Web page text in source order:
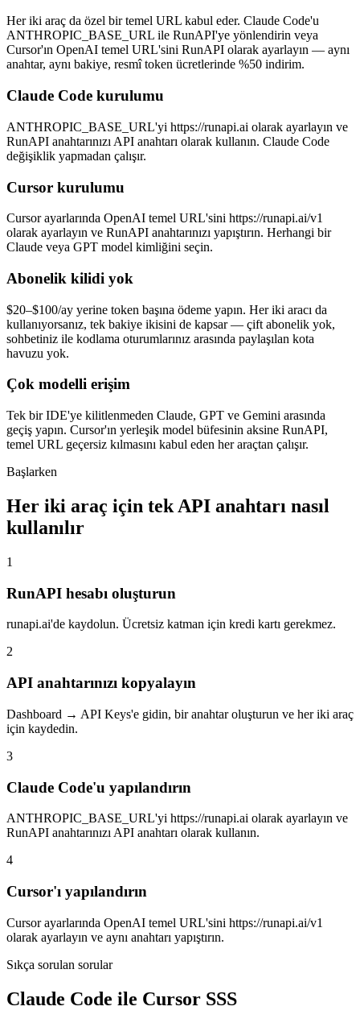
Her iki araç da özel bir temel URL kabul eder. Claude Code'u
ANTHROPIC_BASE_URL ile RunAPI'ye yönlendirin veya
Cursor'ın OpenAI temel URL'sini RunAPI olarak ayarlayın — aynı
anahtar, aynı bakiye, resmî token ücretlerinde %50 indirim.
Claude Code kurulumu
ANTHROPIC_BASE_URL'yi https://runapi.ai olarak ayarlayın ve
RunAPI anahtarınızı API anahtarı olarak kullanın. Claude Code
değişiklik yapmadan çalışır.
Cursor kurulumu
Cursor ayarlarında OpenAI temel URL'sini https://runapi.ai/v1
olarak ayarlayın ve RunAPI anahtarınızı yapıştırın. Herhangi bir
Claude veya GPT model kimliğini seçin.
Abonelik kilidi yok
$20–$100/ay yerine token başına ödeme yapın. Her iki aracı da
kullanıyorsanız, tek bakiye ikisini de kapsar — çift abonelik yok,
sohbetiniz ile kodlama oturumlarınız arasında paylaşılan kota
havuzu yok.
Çok modelli erişim
Tek bir IDE'ye kilitlenmeden Claude, GPT ve Gemini arasında
geçiş yapın. Cursor'ın yerleşik model büfesinin aksine RunAPI,
temel URL geçersiz kılmasını kabul eden her araçtan çalışır.
Başlarken
Her iki araç için tek API anahtarı nasıl
kullanılır
1
RunAPI hesabı oluşturun
runapi.ai'de kaydolun. Ücretsiz katman için kredi kartı gerekmez.
2
API anahtarınızı kopyalayın
Dashboard → API Keys'e gidin, bir anahtar oluşturun ve her iki araç
için kaydedin.
3
Claude Code'u yapılandırın
ANTHROPIC_BASE_URL'yi https://runapi.ai olarak ayarlayın ve
RunAPI anahtarınızı API anahtarı olarak kullanın.
4
Cursor'ı yapılandırın
Cursor ayarlarında OpenAI temel URL'sini https://runapi.ai/v1
olarak ayarlayın ve aynı anahtarı yapıştırın.
Sıkça sorulan sorular
Claude Code ile Cursor SSS